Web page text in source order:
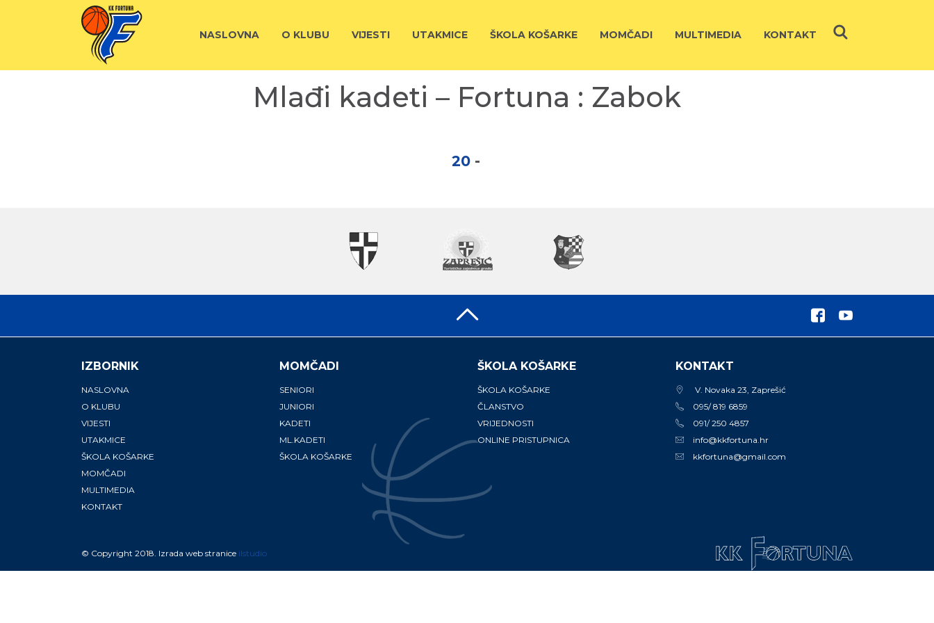
NASLOVNA O KLUBU VIJESTI UTAKMICE ŠKOLA KOŠARKE MOMČADI MULTIMEDIA KONTAKT
Mlađi kadeti – Fortuna : Zabok
20 -
IZBORNIK
NASLOVNA
O KLUBU
VIJESTI
UTAKMICE
ŠKOLA KOŠARKE
MOMČADI
MULTIMEDIA
KONTAKT
MOMČADI
SENIORI
JUNIORI
KADETI
ML.KADETI
ŠKOLA KOŠARKE
ŠKOLA KOŠARKE
ŠKOLA KOŠARKE
ČLANSTVO
VRIJEDNOSTI
ONLINE PRISTUPNICA
KONTAKT
V. Novaka 23, Zaprešić
095/ 819 6859
091/ 250 4857
info@kkfortuna.hr
kkfortuna@gmail.com
© Copyright 2018. Izrada web stranice ilstudio